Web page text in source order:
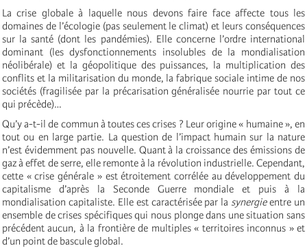
La crise globale à laquelle nous devons faire face affecte tous les
domaines de l’écologie (pas seulement le climat) et leurs conséquences
sur la santé (dont les pandémies). Elle concerne l’ordre international
dominant (les dysfonctionnements insolubles de la mondialisation
néolibérale) et la géopolitique des puissances, la multiplication des
conflits et la militarisation du monde, la fabrique sociale intime de nos
sociétés (fragilisée par la précarisation généralisée nourrie par tout ce
qui précède)…
Qu’y a-t-il de commun à toutes ces crises ? Leur origine « humaine », en
tout ou en large partie. La question de l’impact humain sur la nature
n’est évidemment pas nouvelle. Quant à la croissance des émissions de
gaz à effet de serre, elle remonte à la révolution industrielle. Cependant,
cette « crise générale » est étroitement corrélée au développement du
capitalisme d’après la Seconde Guerre mondiale et puis à la
mondialisation capitaliste. Elle est caractérisée par la synergieentre un
ensemble de crises spécifiques qui nous plonge dans une situation sans
précédent aucun, à la frontière de multiples « territoires inconnus » et
d’un point de bascule global.